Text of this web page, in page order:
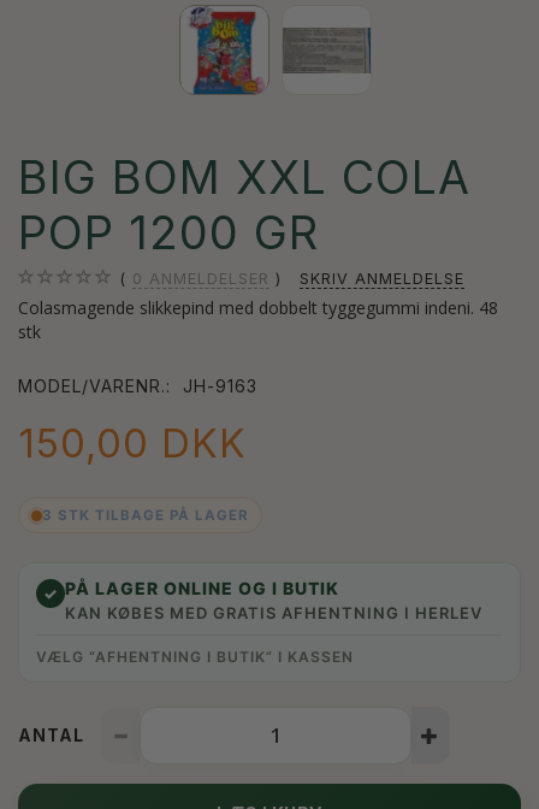
BIG BOM XXL COLA
POP 1200 GR
0 ANMELDELSER SKRIV ANMELDELSE
Colasmagende slikkepind med dobbelt tyggegummi indeni. 48
stk
MODEL/VARENR.: JH-9163
150,00 DKK
3 STK TILBAGE PÅ LAGER
✓ PÅ LAGER ONLINE OG I BUTIK
KAN KØBES MED GRATIS AFHENTNING I HERLEV
VÆLG “AFHENTNING I BUTIK” I KASSEN
ANTAL